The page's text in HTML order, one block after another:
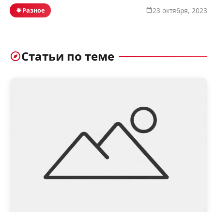
Разное 23 октября, 2023
Статьи по теме